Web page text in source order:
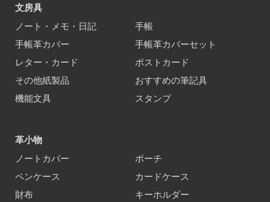
文房具
ノート・メモ・日記
手帳
手帳革カバー
手帳革カバーセット
レター・カード
ポストカード
その他紙製品
おすすめの筆記具
機能文具
スタンプ
革小物
ノートカバー
ポーチ
ペンケース
カードケース
財布
キーホルダー